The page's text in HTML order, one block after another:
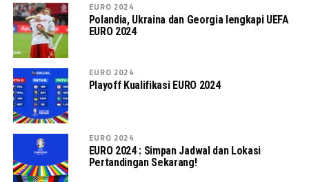
EURO 2024
Polandia, Ukraina dan Georgia lengkapi UEFA
EURO 2024
EURO 2024
Playoff Kualifikasi EURO 2024
EURO 2024
EURO 2024 : Simpan Jadwal dan Lokasi
Pertandingan Sekarang!